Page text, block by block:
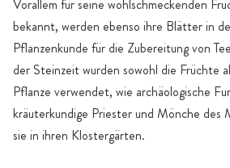
Vorallem für seine wohlschmeckenden
bekannt, werden ebenso ihre Blätter in
Pflanzenkunde für die Zubereitung von
der Steinzeit wurden sowohl die Früchte
Pflanze verwendet, wie archäologische
kräuterkundige Priester und Mönche
sie in ihren Klostergärten.